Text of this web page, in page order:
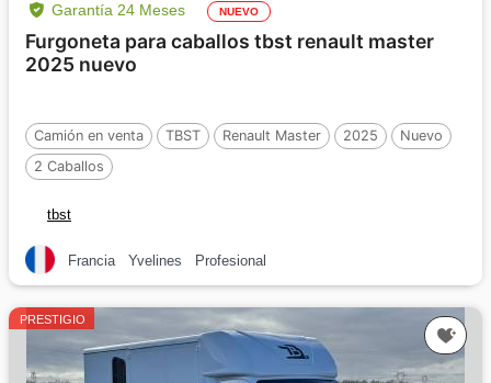
Garantía 24 Meses NUEVO
Furgoneta para caballos tbst renault master
2025 nuevo
Camión en venta TBST Renault Master 2025
Nuevo
2 Caballos
tbst
Francia Yvelines Profesional
PRESTIGIO